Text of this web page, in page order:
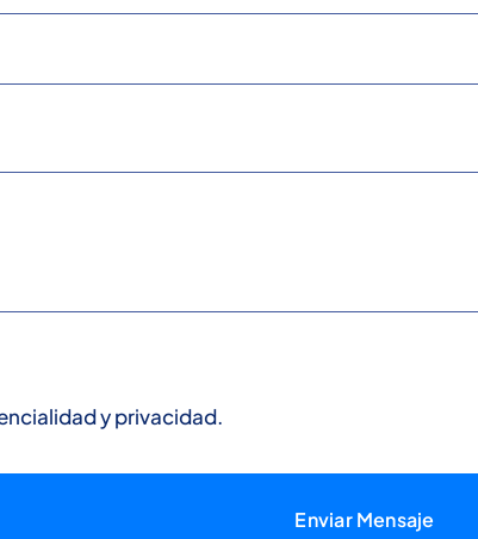
y privacidad.
Enviar Mensaje